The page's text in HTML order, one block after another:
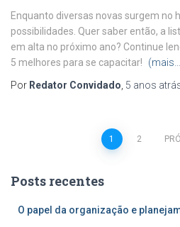
Enquanto diversas novas surgem no
possibilidades. Quer saber então, a
em alta no próximo ano? Continue
5 melhores para se capacitar!
Por Redator Convidado 5 anos
Navegação
por
posts
1 2
Posts recentes
O papel da organização e